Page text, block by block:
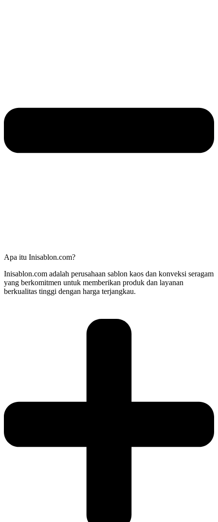
Apa itu Inisablon.com?
Inisablon.com adalah perusahaan sablon kaos dan konveksi seragam
yang berkomitmen untuk memberikan produk dan layanan
berkualitas tinggi dengan harga terjangkau.